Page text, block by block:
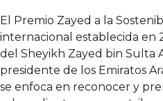
El Premio Zayed a la
internacional establecida en
del Sheyikh Zayed bin Sulta
presidente de los Emiratos
se enfoca en reconocer y